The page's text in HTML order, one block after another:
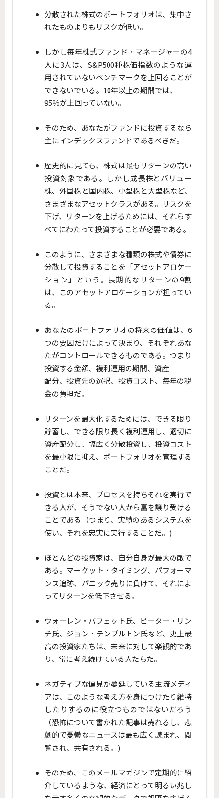
分散された株式のポートフォリオは、集中さ
れたものよりもリスクが低い。
しかし毎年株式ファンド・マネージャーの4
人に3人は、S&P500種株価指数のような運
用されていないベンチマークを上回ることが
できないでいる。10年以上の期間では、
95％が上回っていない。
そのため、あなたがファンドに投資するなら
主にインデックスファンドであるべきだ。
歴史的に見ても、株式は最もリターンの高い
投資対象である。しかし成長株とバリュー
株、外国株と国内株、小型株と大型株など、
さまざまなアセットクラスがある。リスクを
下げ、リターンを上げるためには、それらす
べてにわたって投資することが必要である。
このように、さまざまな種類の株式や債券に
分散して投資することを「アセットアロケー
ション」という。長期的なリターンの9割
は、このアセットアロケーションが担ってい
る。
あなたのポートフォリオの将来の価値は、6
つの要因だけによって決まり、それぞれあな
たがコントロールできるものである。つまり
投資する金額、複利運用の期間、資産
配分、投資先の選択、投資コスト、毎年の税
金の負担だ。
リターンを最大化するためには、できる限り
貯蓄し、できる限り長く複利運用し、適切に
資産配分し、幅広く分散投資し、投資コスト
を最小限に抑え、ポートフォリオを管理する
ことだ。
投資とは本来、プロセスを持ちそれを実行で
きる人が、そうでない人から富を譲り受ける
ことである（つまり、実績のあるシステムを
使い、それを忠実に実行することだ。)
ほとんどの投資家は、自分自身が最大の敵で
ある。マーケット・タイミング、パフォーマ
ンス追跡、パニック売りに負けて、それによ
ってリターンを低下させる。
ウォーレン・バフェット氏、ピーター・リン
チ氏、ジョン・テンプルトン氏など、史上最
高の投資家たちは、未来に対して楽観的であ
り、常に考え続けている人たちだ。
ネガティブな偏見が蔓延している主流メディ
アは、このような考え方を身につけたり維持
したりするのに役立つものではないだろう
（恐怖について書かれた記事は売れるし、悲
劇的で憂鬱なニュースは最も広く読まれ、閲
覧され、共有される。)
そのため、このメールマガジンで定期的に紹
介しているような、経済にとって明るい兆し